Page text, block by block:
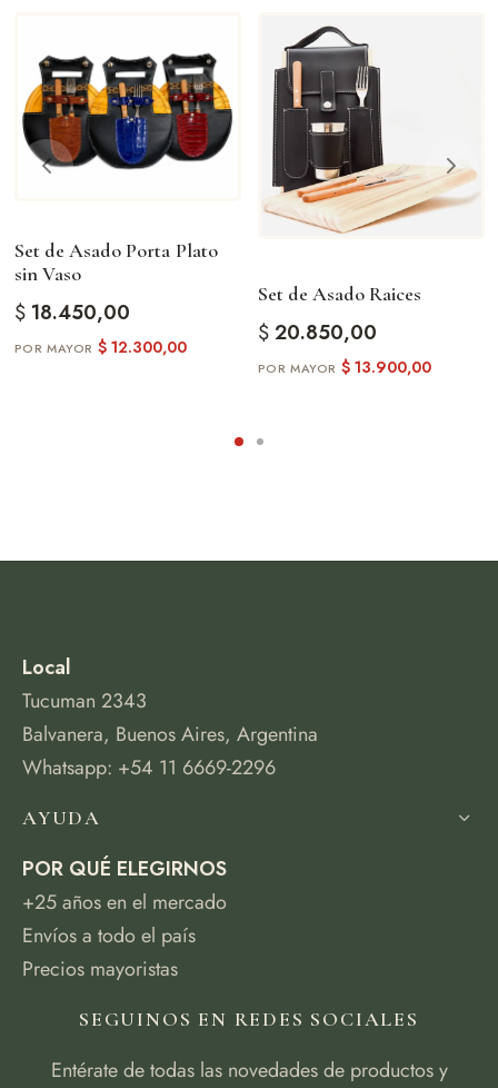
Set de Asado Porta Plato
sin Vaso
$18.450,00
$12.300,00
Set de Asado Raices
$20.850,00
$13.900,00
Local
Tucuman 2343
Balvanera, Buenos Aires, Argentina
Whatsapp: +54 11 6669-2296
AYUDA
POR QUÉ ELEGIRNOS
+25 años en el mercado
Envíos a todo el país
Precios mayoristas
SEGUINOS EN REDES SOCIALES
Entérate de todas las novedades de productos y